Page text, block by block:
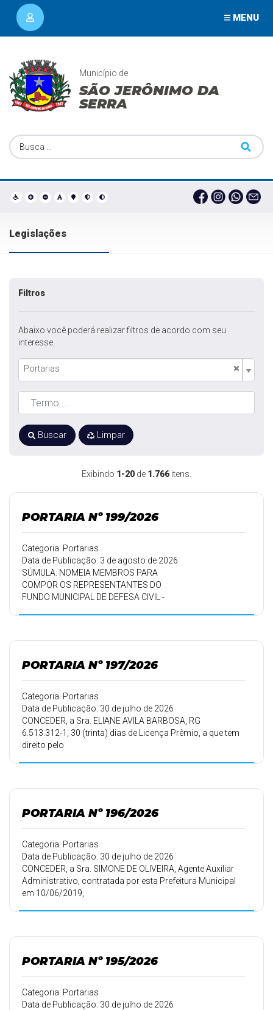
MENU
Município de
SÃO JERÔNIMO DA
SERRA
Legislações
Exibindo 1-20 de 1.766 itens.
PORTARIA Nº 199/2026
Categoria: Portarias
Data de Publicação: 3 de agosto de 2026
SÚMULA: NOMEIA MEMBROS PARA
COMPOR OS REPRESENTANTES DO
FUNDO MUNICIPAL DE DEFESA CIVIL -
PORTARIA Nº 197/2026
Categoria: Portarias
Data de Publicação: 30 de julho de 2026
CONCEDER, a Sra. ELIANE AVILA BARBOSA, RG
6.513.312-1, 30 (trinta) dias de Licença Prêmio, a que tem
direito pelo
trabalho de 01/02/2016 a 31/01/2021, PADRÃO NOVO.
PORTARIA Nº 196/2026
Categoria: Portarias
Data de Publicação: 30 de julho de 2026
CONCEDER, a Sra. SIMONE DE OLIVEIRA, Agente Auxiliar
Administrativo, contratada por esta Prefeitura Municipal
em 10/06/2019,
PORTARIA Nº 195/2026
Categoria: Portarias
Data de Publicação: 30 de julho de 2026
Filtros
Abaixo você poderá realizar filtros de acordo com seu
interesse.
×
Portarias
Buscar Limpar